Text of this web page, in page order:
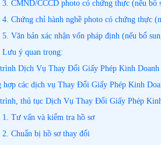
3. CMND/CCCD photo có chứng thực (nếu bổ
4. Chứng chỉ hành nghề photo có chứng thực
5. Văn bản xác nhận vốn pháp định (nếu bổ
Lưu ý quan trọng:
Dịch Vụ Thay Đổi Giấy Phép Kinh
hợp các dịch vụ Thay Đổi Giấy Phép Kinh
thủ tục Dịch Vụ Thay Đổi Giấy Phép
1. Tư vấn và kiểm tra hồ sơ
2. Chuẩn bị hồ sơ thay đổi